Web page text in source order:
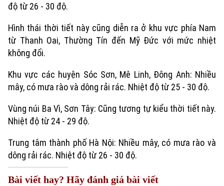
độ từ 26 - 30 độ.
Hình thái thời tiết này cũng diễn ra ở khu vực phía Nam
từ Thanh Oai, Thường Tín đến Mỹ Đức với mức nhiệt
không đổi.
Khu vực các huyện Sóc Sơn, Mê Linh, Đông Anh: Nhiều
mây, có mưa rào và dông rải rác. Nhiệt độ từ 25 - 30 độ.
Vùng núi Ba Vì, Sơn Tây: Cũng tương tự kiểu thời tiết này.
Nhiệt độ từ 24 - 29 độ.
Trung tâm thành phố Hà Nội: Nhiều mây, có mưa rào và
dông rải rác. Nhiệt độ từ 26 - 30 độ.
Bài viết hay? Hãy đánh giá bài viết